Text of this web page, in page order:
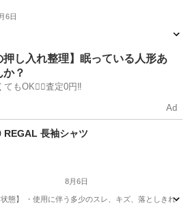
6日
その他
押し入れ整理】眠っている人形あ
か？
てもOK🙆‍♀️査定0円‼️
Ad
REGAL 長袖シャツ
8月6日
態】 ・使用に伴う多少のスレ、キズ、落としきれ